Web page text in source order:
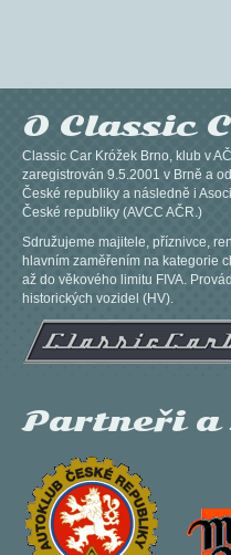
O Classic
Classic Car Króžek Brno, klub v
zaregistrován 9.5.2001 v Brně a
České republiky a následně i
České republiky (AVCC AČR.)
Sdružujeme majitele, příznivce,
hlavním zaměřením na kategorie
až do věkového limitu FIVA.
historických vozidel (HV).
Partneři a